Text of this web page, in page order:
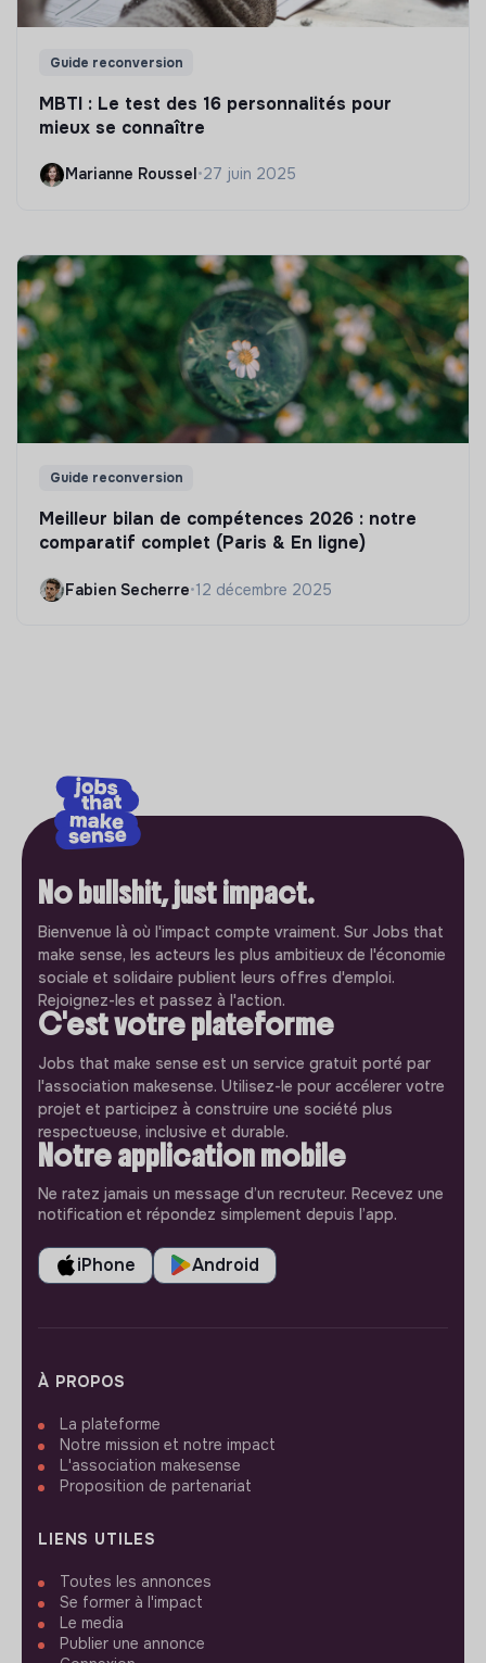
Guide reconversion
MBTI : Le test des 16 personnalités pour
mieux se connaître
Marianne Roussel•27 juin 2025
Guide reconversion
Meilleur bilan de compétences 2026 : notre
comparatif complet (Paris & En ligne)
Fabien Secherre•12 décembre 2025
No bullshit, just impact.
Bienvenue là où l'impact compte vraiment. Sur Jobs that
make sense, les acteurs les plus ambitieux de l'économie
sociale et solidaire publient leurs offres d'emploi.
Rejoignez-les et passez à l'action.
C'est votre plateforme
Jobs that make sense est un service gratuit porté par
l'association makesense. Utilisez-le pour accélerer votre
projet et participez à construire une société plus
respectueuse, inclusive et durable.
Notre application mobile
Ne ratez jamais un message d’un recruteur. Recevez une
notification et répondez simplement depuis l’app.
iPhone Android
À PROPOS
La plateforme
Notre mission et notre impact
L'association makesense
Proposition de partenariat
LIENS UTILES
Toutes les annonces
Se former à l'impact
Le media
Publier une annonce